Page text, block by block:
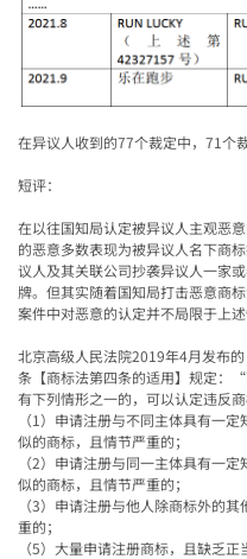
在异议人收到的77个裁定中， 71个
短评：
在以往国知局认定被异议人主观恶
的恶意多数表现为被异议人名下商
议人及其关联公司抄袭异议人一家
牌。但其实随着国知局打击恶意商
案件中对恶意的认定并不局限于上述
北京高级人民法院2019年4月发布
条【商标法第四条的适用】规定：
“
有下列情形之一的，可以认定违反商
（1）申请注册与不同主体具有一
似的商标，且情节严重的；
（2）申请注册与同一主体具有一
似的商标，且情节严重的；
（3）申请注册与他人除商标外的
重的；
（5）大量申请注册商标，且缺乏正